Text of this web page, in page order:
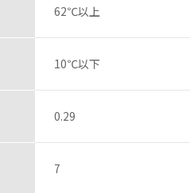
62℃以上
10℃以下
0.29
7